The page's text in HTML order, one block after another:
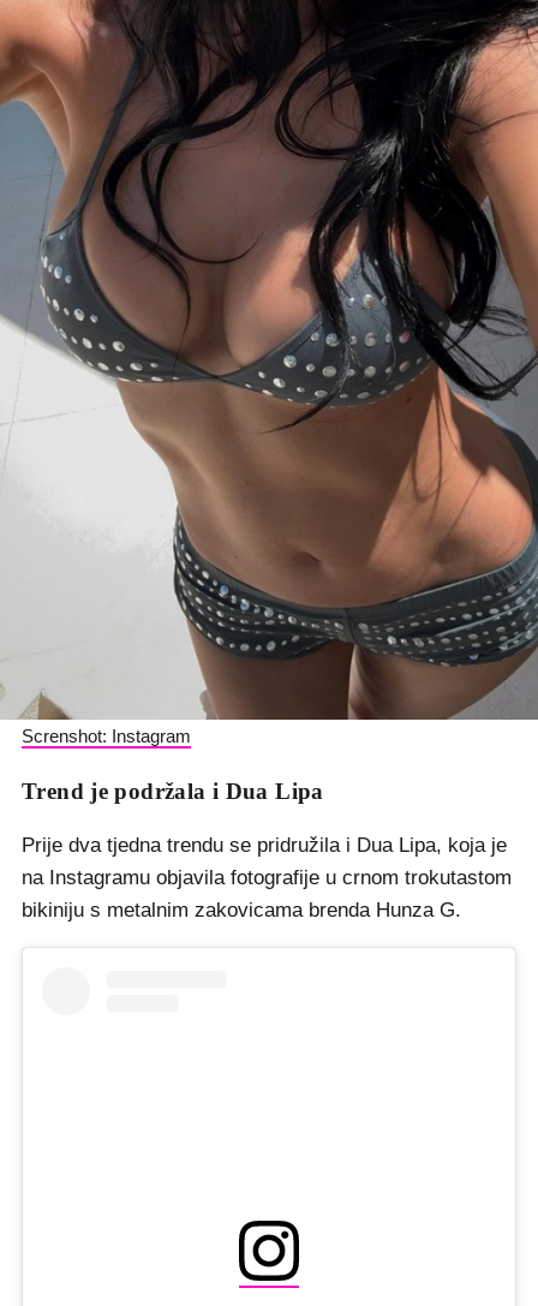
Screnshot: Instagram
Trend je podržala i Dua Lipa
Prije dva tjedna trendu se pridružila i Dua Lipa, koja je
na Instagramu objavila fotografije u crnom trokutastom
bikiniju s metalnim zakovicama brenda Hunza G.